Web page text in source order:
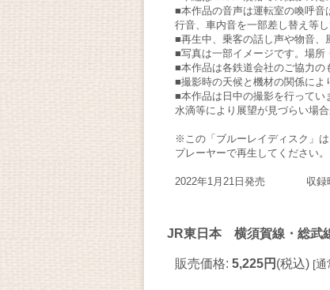
■本作品の音声は運転室の喚呼音
行音、車内音を一部差し替え等
■再生中、乗客の話し声や物音、
■写真は一部イメージです。場所
■本作品は各鉄道会社のご協力の
■撮影時の天候と機材の関係によ
■本作品は日中の撮影を行ってい
水滴等により展望が見づらい場
※この「ブルーレイディスク」
プレーヤーで再生してください。
2022年1月21日発売 収録時
JR東日本 横須賀線・総武
販売価格: 5,225円 (税込) [通